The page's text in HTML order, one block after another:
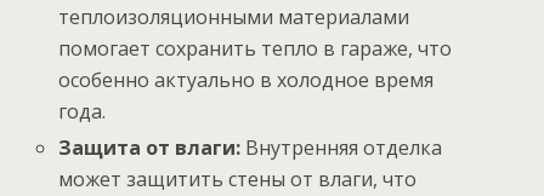
теплоизоляционными материалами
помогает сохранить тепло в гараже, что
особенно актуально в холодное время
года.
Защита от влаги: Внутренняя отделка
может защитить стены от влаги, что